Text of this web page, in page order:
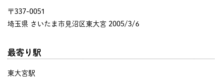
〒337-0051
埼玉県 さいたま市見沼区東大宮 2005/3/6
最寄り駅
東大宮駅